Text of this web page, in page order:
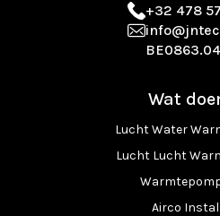
+32 478
Wat
Lucht Water
Lucht Lucht
Airco